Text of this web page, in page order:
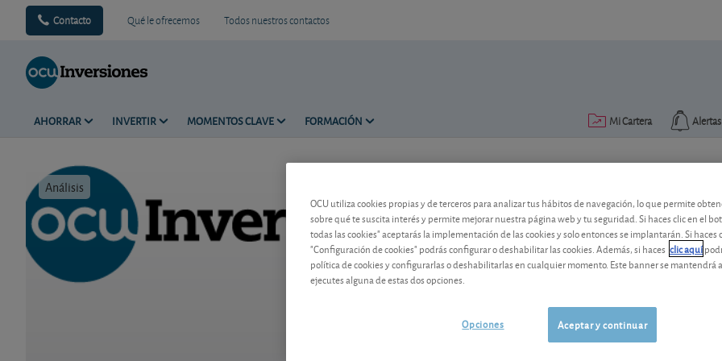
Contacto Qué le ofrecemos Todos nuestros contactos
AHORRAR INVERTIR MOMENTOS CLAVE FORMACIÓN Alertas
Mi Cartera
Análisis
Vodafone Group: rebaja sus
¿A qué se debe esta rebaja de las
telecomunicaciones?
GB00BH4HKS39
OCU utiliza cookies propias y de terceros para analizar tus hábitos de navegación, lo que permite
sobre qué te suscita interés y permite mejorar nuestra página web y tu seguridad. Si haces clic en el
todas las cookies" aceptarás la implementación de las cookies y solo entonces se implantarán. Si haces
"Configuración de cookies" podrás configurar o deshabilitar las cookies. Además, si haces clic aquí
política de cookies y configurarlas o deshabilitarlas en cualquier momento. Este banner se mantendrá
ejecutes alguna de estas dos opciones.
Aceptar y continuar
Opciones